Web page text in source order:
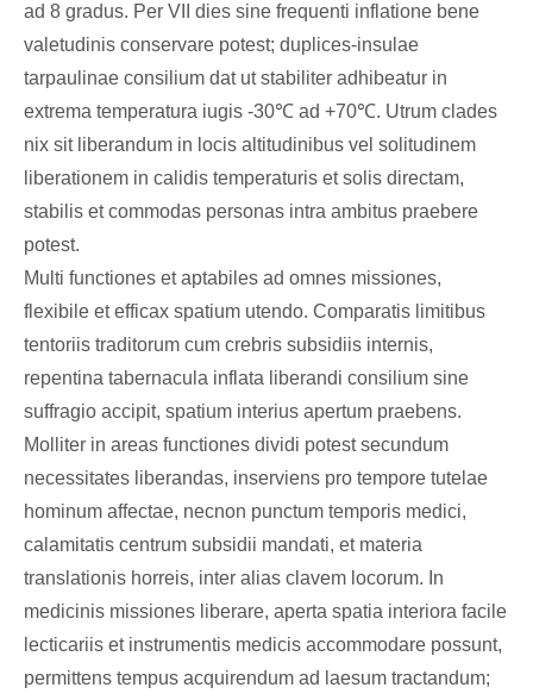
ad 8 gradus. Per VII dies sine frequenti inflatione bene
valetudinis conservare potest; duplices-insulae
tarpaulinae consilium dat ut stabiliter adhibeatur in
extrema temperatura iugis -30℃ ad +70℃. Utrum clades
nix sit liberandum in locis altitudinibus vel solitudinem
liberationem in calidis temperaturis et solis directam,
stabilis et commodas personas intra ambitus praebere
potest.
Multi functiones et aptabiles ad omnes missiones,
flexibile et efficax spatium utendo. Comparatis limitibus
tentoriis traditorum cum crebris subsidiis internis,
repentina tabernacula inflata liberandi consilium sine
suffragio accipit, spatium interius apertum praebens.
Molliter in areas functiones dividi potest secundum
necessitates liberandas, inserviens pro tempore tutelae
hominum affectae, necnon punctum temporis medici,
calamitatis centrum subsidii mandati, et materia
translationis horreis, inter alias clavem locorum. In
medicinis missiones liberare, aperta spatia interiora facile
lecticariis et instrumentis medicis accommodare possunt,
permittens tempus acquirendum ad laesum tractandum;